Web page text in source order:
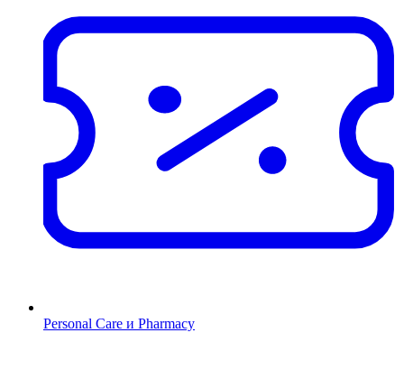
Personal Care и Pharmacy